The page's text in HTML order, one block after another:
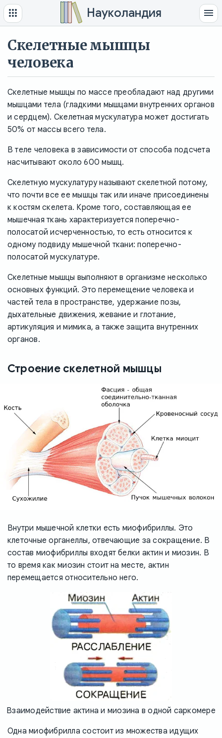
Науколандия
Скелетные мышцы
человека
Скелетные мышцы по массе преобладают над другими
мышцами тела (гладкими мышцами внутренних органов
и сердцем). Скелетная мускулатура может достигать
50% от массы всего тела.
В теле человека в зависимости от способа подсчета
насчитывают около 600 мышц.
Скелетную мускулатуру называют скелетной потому,
что почти все ее мышцы так или иначе присоединены
к костям скелета. Кроме того, составляющая ее
мышечная ткань характеризуется поперечно-
полосатой исчерченностью, то есть относится к
одному подвиду мышечной ткани: поперечно-
полосатой мускулатуре.
Скелетные мышцы выполняют в организме несколько
основных функций. Это перемещение человека и
частей тела в пространстве, удержание позы,
дыхательные движения, жевание и глотание,
артикуляция и мимика, а также защита внутренних
органов.
Строение скелетной мышцы
Внутри мышечной клетки есть миофибриллы. Это
клеточные органеллы, отвечающие за сокращение. В
состав миофибриллы входят белки актин и миозин. В
то время как миозин стоит на месте, актин
перемещается относительно него.
Взаимодействие актина и миозина в одной саркомере
Одна миофибрилла состоит из множества идущих